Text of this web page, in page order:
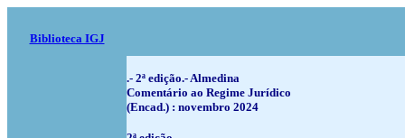
Biblioteca IGJ
.- 2ª edição.- Almedina
Comentário ao Regime Jurídico
(Encad.) : novembro 2024